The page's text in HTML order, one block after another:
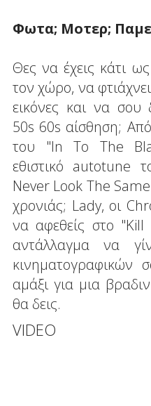
Φωτα; Μοτερ;
Θες να έχεις κάτι
τον χώρο, να
εικόνες και να σου
50s 60s αίσθηση;
του "In To The
εθιστικό autotune
Never Look The
χρονιάς; Lady, οι
να αφεθείς στο
αντάλλαγμα να
αμάξι για μια
θα δεις.
VIDEO